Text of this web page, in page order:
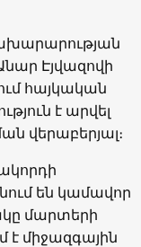
Էյվազովի
հայկական
է արվել
վերաբերյալ։
են կամավոր
մարտերի
միջազգային